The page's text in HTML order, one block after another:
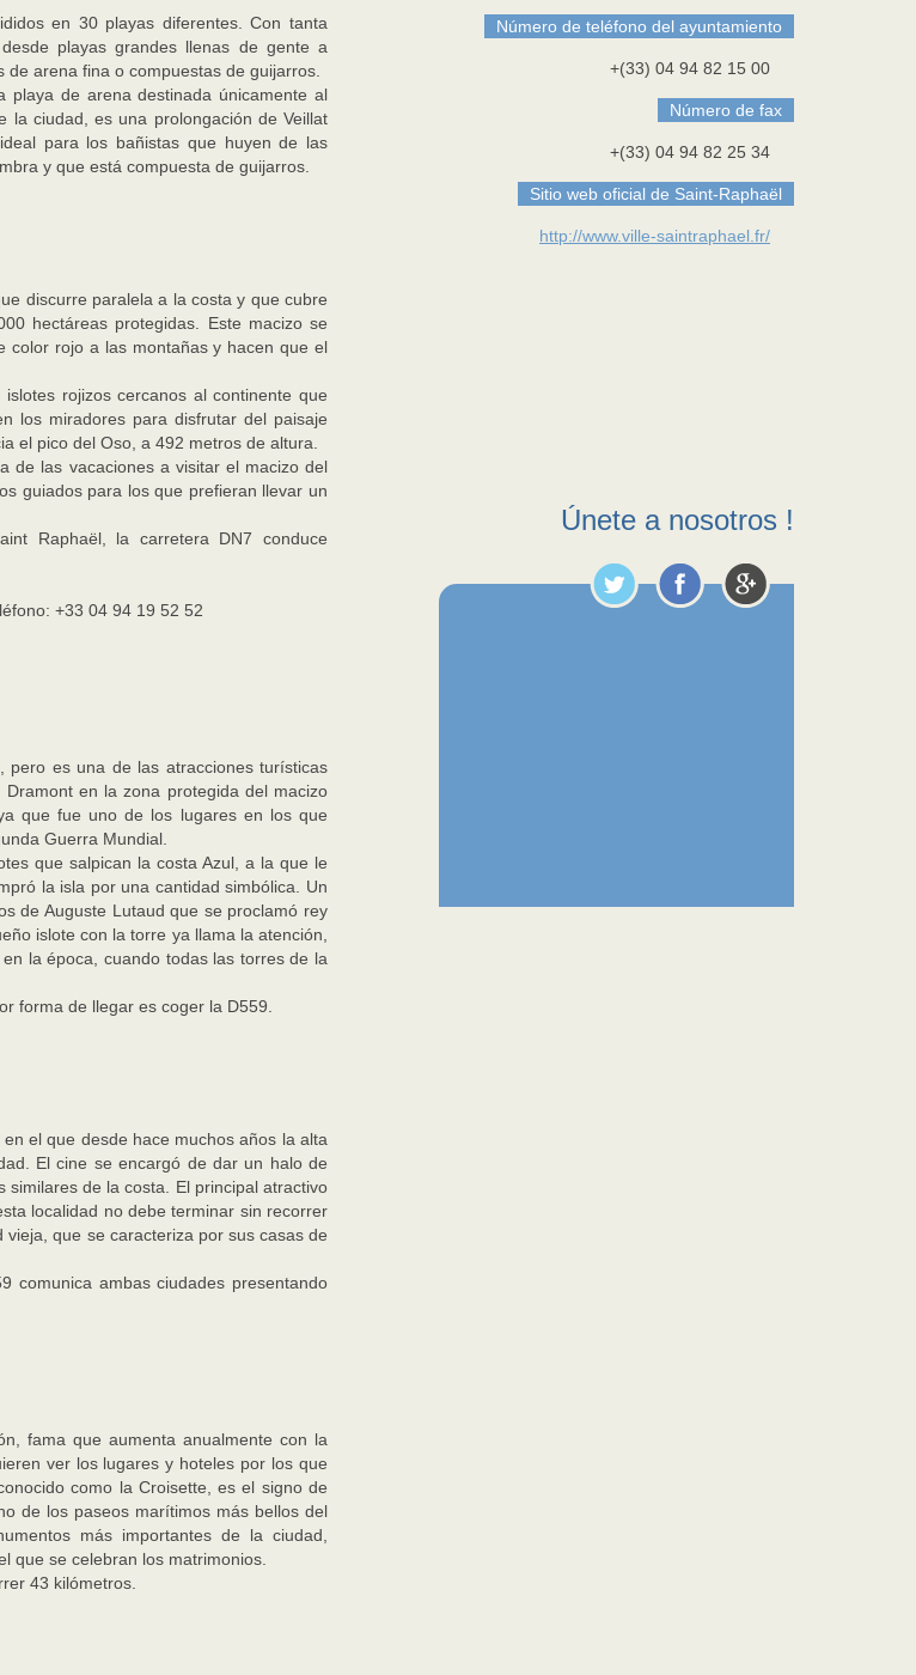
en 30 playas diferentes. Con tanta
playas grandes llenas de gente a
arena fina o compuestas de guijarros.
playa de arena destinada únicamente al
la ciudad, es una prolongación de Veillat
para los bañistas que huyen de las
y que está compuesta de guijarros.
discurre paralela a la costa y que cubre
hectáreas protegidas. Este macizo se
color rojo a las montañas y hacen que el
rojizos cercanos al continente que
los miradores para disfrutar del paisaje
el pico del Oso, a 492 metros de altura.
de las vacaciones a visitar el macizo del
guiados para los que prefieran llevar un
Raphaël, la carretera DN7 conduce
+33 04 94 19 52 52
es una de las atracciones turísticas
en la zona protegida del macizo
que fue uno de los lugares en los que
Guerra Mundial.
que salpican la costa Azul, a la que le
la isla por una cantidad simbólica. Un
de Auguste Lutaud que se proclamó rey
islote con la torre ya llama la atención,
la época, cuando todas las torres de la
forma de llegar es coger la D559.
el que desde hace muchos años la alta
El cine se encargó de dar un halo de
de la costa. El principal atractivo
localidad no debe terminar sin recorrer
que se caracteriza por sus casas de
comunica ambas ciudades presentando
fama que aumenta anualmente con la
ver los lugares y hoteles por los que
como la Croisette, es el signo de
de los paseos marítimos más bellos del
más importantes de la ciudad,
que se celebran los matrimonios.
43 kilómetros.
Número de teléfono del ayuntamiento
+(33) 04 94 82 15 00
Número de fax
+(33) 04 94 82 25 34
Sitio web oficial de Saint-Raphaël
http://www.ville-saintraphael.fr/
Únete a nosotros !